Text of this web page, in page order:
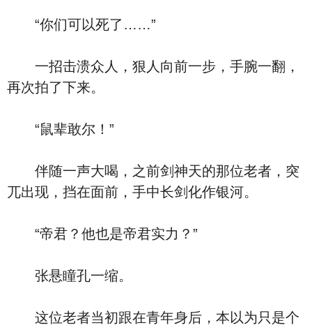
“你们可以死了……”
一招击溃众人，狠人向前一步，手腕一翻，
再次拍了下来。
“鼠辈敢尔！”
伴随一声大喝，之前剑神天的那位老者，突
兀出现，挡在面前，手中长剑化作银河。
“帝君？他也是帝君实力？”
张悬瞳孔一缩。
这位老者当初跟在青年身后，本以为只是个